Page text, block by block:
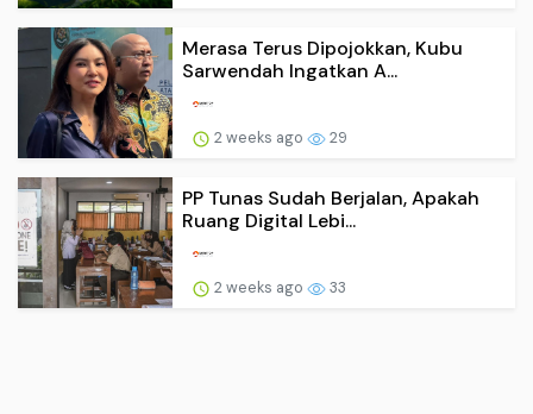
Merasa Terus Dipojokkan, Kubu
Sarwendah Ingatkan A...
2 weeks ago 29
PP Tunas Sudah Berjalan, Apakah
Ruang Digital Lebi...
2 weeks ago 33